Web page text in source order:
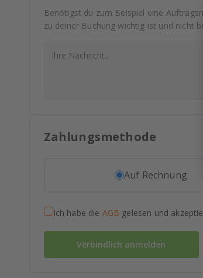
Benötigst du zum Beispiel eine
zu deiner Buchung wichtig ist und nicht
Zahlungsmethode
Auf Rechnung
Ich habe die AGB gelesen und
Verbindlich anmelden